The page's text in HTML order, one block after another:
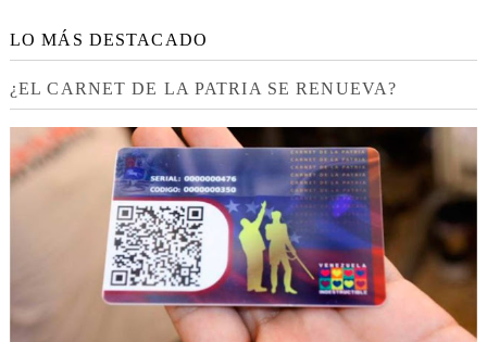
LO MÁS DESTACADO
¿EL CARNET DE LA PATRIA SE RENUEVA?